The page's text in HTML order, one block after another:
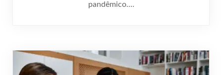
pandêmico.…